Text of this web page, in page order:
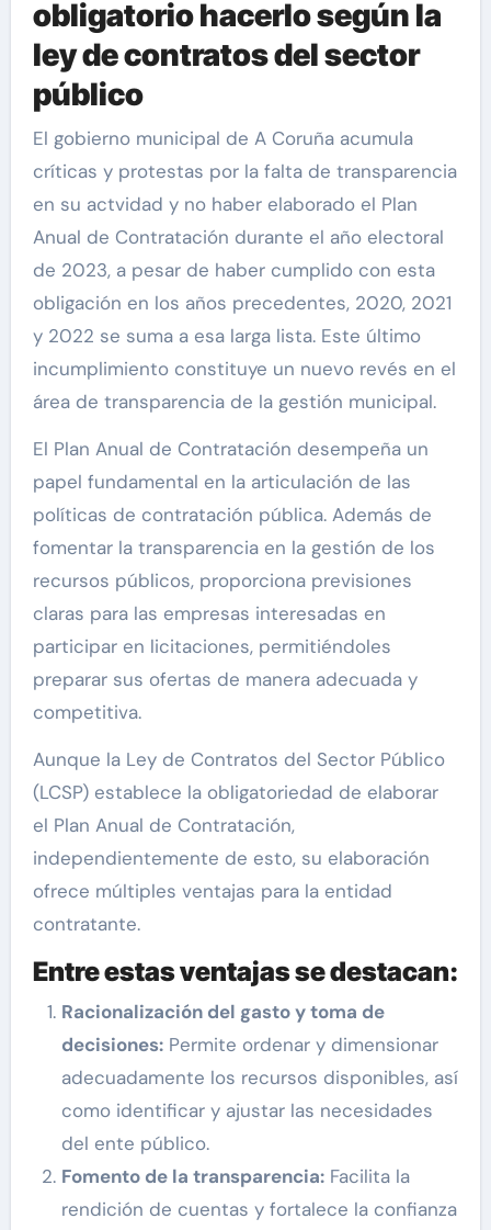
obligatorio hacerlo según la
ley de contratos del sector
público
El gobierno municipal de A Coruña acumula
críticas y protestas por la falta de transparencia
en su actvidad y no haber elaborado el Plan
Anual de Contratación durante el año electoral
de 2023, a pesar de haber cumplido con esta
obligación en los años precedentes, 2020, 2021
y 2022 se suma a esa larga lista. Este último
incumplimiento constituye un nuevo revés en el
área de transparencia de la gestión municipal.
El Plan Anual de Contratación desempeña un
papel fundamental en la articulación de las
políticas de contratación pública. Además de
fomentar la transparencia en la gestión de los
recursos públicos, proporciona previsiones
claras para las empresas interesadas en
participar en licitaciones, permitiéndoles
preparar sus ofertas de manera adecuada y
competitiva.
Aunque la Ley de Contratos del Sector Público
(LCSP) establece la obligatoriedad de elaborar
el Plan Anual de Contratación,
independientemente de esto, su elaboración
ofrece múltiples ventajas para la entidad
contratante.
Entre estas ventajas se destacan:
Racionalización del gasto y toma de
decisiones:Permite ordenar y dimensionar
adecuadamente los recursos disponibles, así
como identificar y ajustar las necesidades
del ente público.
Fomento de la transparencia:Facilita la
rendición de cuentas y fortalece la confianza